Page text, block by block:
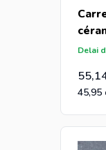
Delai
45,95